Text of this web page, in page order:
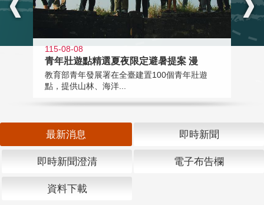
115-08-08
青年壯遊點精選夏夜限定避暑提案 漫
教育部青年發展署在全臺建置100個青年壯遊
點，提供山林、海洋...
最新消息 即時新聞
即時新聞澄清 電子布告欄
資料下載